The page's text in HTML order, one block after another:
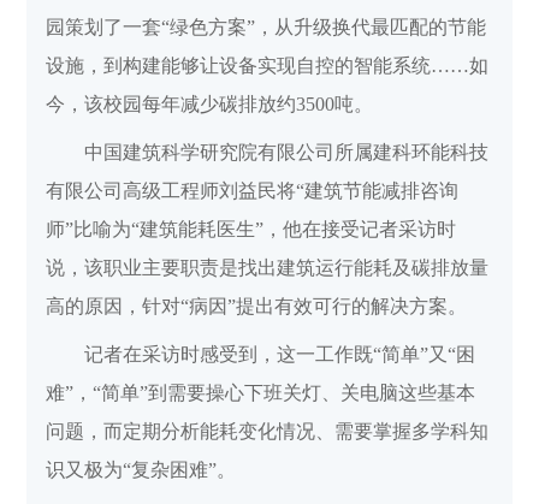
园策划了一套“绿色方案”，从升级换代最匹配的节能
设施，到构建能够让设备实现自控的智能系统……如
今，该校园每年减少碳排放约3500吨。
中国建筑科学研究院有限公司所属建科环能科技
有限公司高级工程师刘益民将“建筑节能减排咨询
师”比喻为“建筑能耗医生”，他在接受记者采访时
说，该职业主要职责是找出建筑运行能耗及碳排放量
高的原因，针对“病因”提出有效可行的解决方案。
记者在采访时感受到，这一工作既“简单”又“困
难”，“简单”到需要操心下班关灯、关电脑这些基本
问题，而定期分析能耗变化情况、需要掌握多学科知
识又极为“复杂困难”。